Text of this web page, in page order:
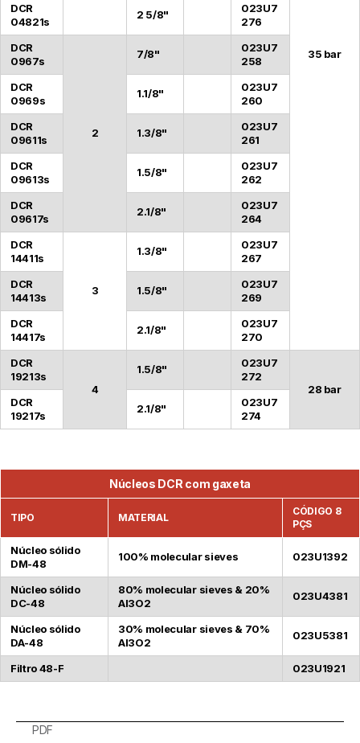
35 bar
DCR
04821s
2 5/8"
023U7
276
DCR
0967s
2
7/8"
023U7
258
DCR
0969s
1.1/8"
023U7
260
DCR
09611s
1.3/8"
023U7
261
DCR
09613s
1.5/8"
023U7
262
DCR
09617s
2.1/8"
023U7
264
DCR
14411s
3
1.3/8"
023U7
267
DCR
14413s
1.5/8"
023U7
269
DCR
14417s
2.1/8"
023U7
270
DCR
19213s
4
1.5/8"
023U7
272
28 bar
DCR
19217s
2.1/8"
023U7
274
Núcleos DCR com gaxeta
TIPO MATERIAL
CÓDIGO 8
PÇS
Núcleo sólido
DM-48
100% molecular sieves 023U1392
Núcleo sólido
DC-48
80% molecular sieves & 20%
Al3O2
023U4381
Núcleo sólido
DA-48
30% molecular sieves & 70%
Al3O2
023U5381
Filtro 48-F 023U1921
PDF